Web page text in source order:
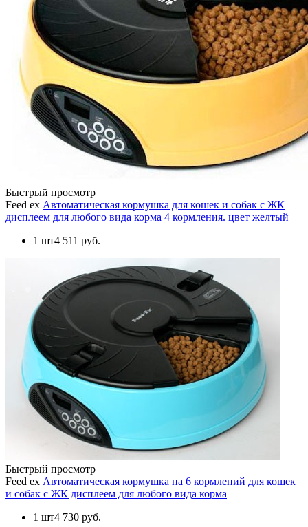
Быстрый просмотр
Feed ex Автоматическая кормушка для кошек и собак с ЖК
дисплеем для любого вида корма 4 кормления. цвет желтый
1 шт4 511 руб.
Быстрый просмотр
Feed ex Автоматическая кормушка на 6 кормлений для кошек
и собак с ЖК дисплеем для любого вида корма
1 шт4 730 руб.